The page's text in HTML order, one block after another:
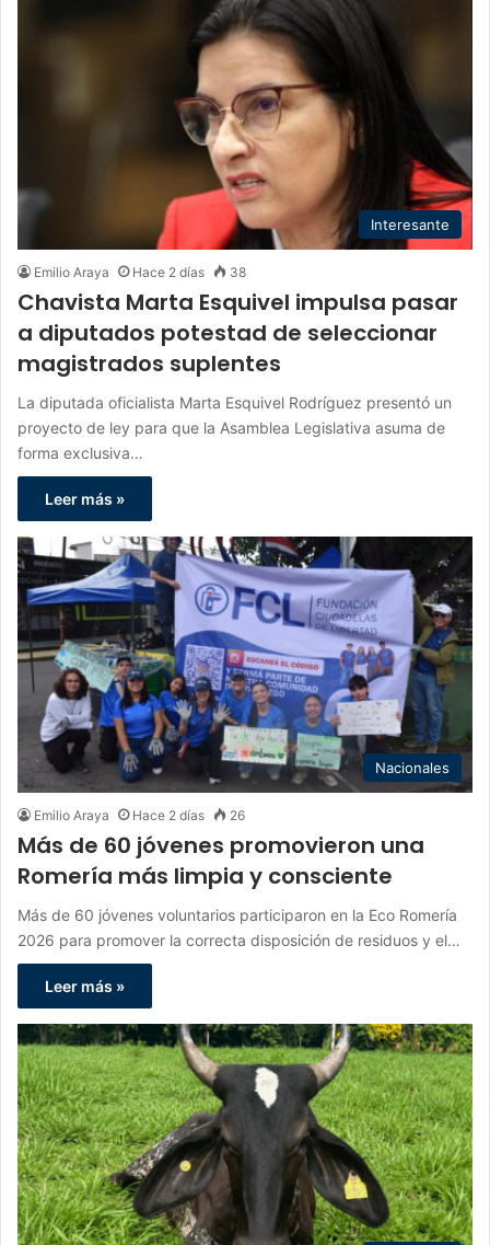
Interesante
Emilio Araya Hace 2 días 38
Chavista Marta Esquivel impulsa pasar
a diputados potestad de seleccionar
magistrados suplentes
La diputada oficialista Marta Esquivel Rodríguez presentó un
proyecto de ley para que la Asamblea Legislativa asuma de
forma exclusiva…
Leer más »
Nacionales
Emilio Araya Hace 2 días 26
Más de 60 jóvenes promovieron una
Romería más limpia y consciente
Más de 60 jóvenes voluntarios participaron en la Eco Romería
2026 para promover la correcta disposición de residuos y el…
Leer más »